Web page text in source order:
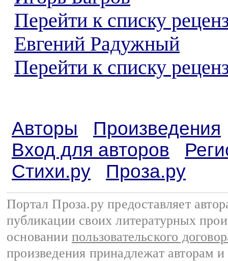
Перейти к списку
Евгений Радужный
Перейти к списку
Авторы
Произведения
Вход для авторов
Стихи.ру
Проза.ру
Портал Проза.ру предоставляет
публикации своих литературных
основании пользовательского
произведения принадлежат авторам